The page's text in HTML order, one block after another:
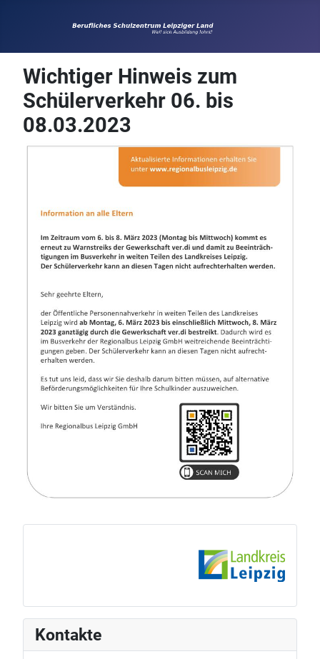
Wichtiger Hinweis zum
Schülerverkehr 06. bis
08.03.2023
Kontakte